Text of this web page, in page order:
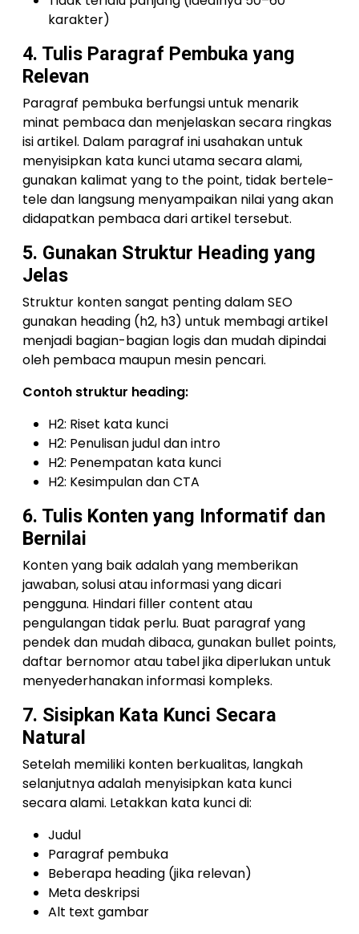
karakter)
4. Tulis Paragraf Pembuka yang
Relevan
Paragraf pembuka berfungsi untuk menarik
minat pembaca dan menjelaskan secara ringkas
isi artikel. Dalam paragraf ini usahakan untuk
menyisipkan kata kunci utama secara alami,
gunakan kalimat yang to the point, tidak bertele-
tele dan langsung menyampaikan nilai yang akan
didapatkan pembaca dari artikel tersebut.
5. Gunakan Struktur Heading yang
Jelas
Struktur konten sangat penting dalam SEO
gunakan heading (h2, h3) untuk membagi artikel
menjadi bagian-bagian logis dan mudah dipindai
oleh pembaca maupun mesin pencari.
Contoh struktur heading:
H2: Riset kata kunci
H2: Penulisan judul dan intro
H2: Penempatan kata kunci
H2: Kesimpulan dan CTA
6. Tulis Konten yang Informatif dan
Bernilai
Konten yang baik adalah yang memberikan
jawaban, solusi atau informasi yang dicari
pengguna. Hindari filler content atau
pengulangan tidak perlu. Buat paragraf yang
pendek dan mudah dibaca, gunakan bullet points,
daftar bernomor atau tabel jika diperlukan untuk
menyederhanakan informasi kompleks.
7. Sisipkan Kata Kunci Secara
Natural
Setelah memiliki konten berkualitas, langkah
selanjutnya adalah menyisipkan kata kunci
secara alami. Letakkan kata kunci di:
Judul
Paragraf pembuka
Beberapa heading (jika relevan)
Meta deskripsi
Alt text gambar